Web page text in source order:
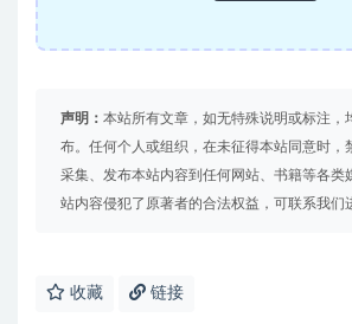
声明： 本站所有文章，如无特殊说明或标注，
布。任何个人或组织，在未征得本站同意时，
采集、发布本站内容到任何网站、书籍等各类
站内容侵犯了原著者的合法权益，可联系我们
收藏 链接